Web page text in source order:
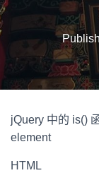
jQuery 中的 is()
element
HTML